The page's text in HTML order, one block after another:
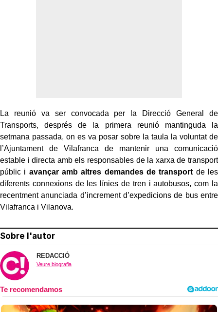
La reunió va ser convocada per la Direcció General de
Transports, després de la primera reunió mantinguda la
setmana passada, on es va posar sobre la taula la voluntat de
l’Ajuntament de Vilafranca de mantenir una comunicació
estable i directa amb els responsables de la xarxa de transport
públic i avançar amb altres demandes de transport de les
diferents connexions de les línies de tren i autobusos, com la
recentment anunciada d’increment d’expedicions de bus entre
Vilafranca i Vilanova.
Sobre l'autor
REDACCIÓ
Veure biografia